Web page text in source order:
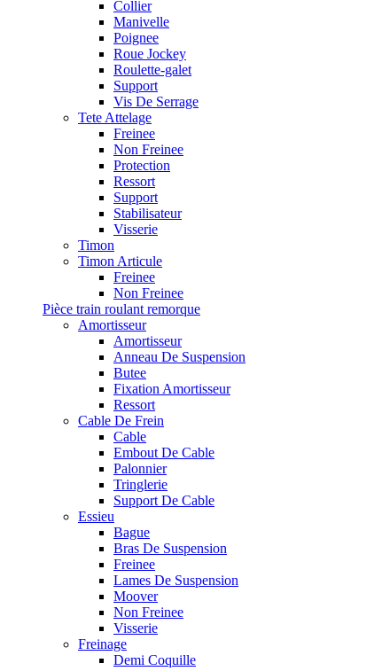
Collier
Manivelle
Poignee
Roue Jockey
Roulette-galet
Support
Vis De Serrage
Tete Attelage
Freinee
Non Freinee
Protection
Ressort
Support
Stabilisateur
Visserie
Timon
Timon Articule
Freinee
Non Freinee
Pièce train roulant remorque
Amortisseur
Amortisseur
Anneau De Suspension
Butee
Fixation Amortisseur
Ressort
Cable De Frein
Cable
Embout De Cable
Palonnier
Tringlerie
Support De Cable
Essieu
Bague
Bras De Suspension
Freinee
Lames De Suspension
Moover
Non Freinee
Visserie
Freinage
Demi Coquille